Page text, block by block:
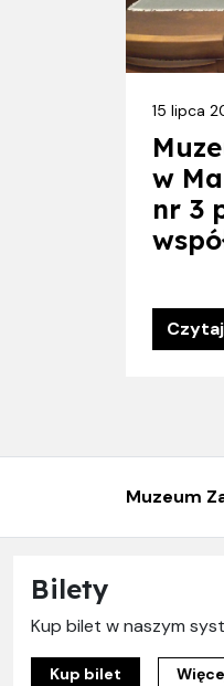
15 lipca
w
nr 3
Muzeum
Bilety
Kup bilet w naszym
Kup bilet